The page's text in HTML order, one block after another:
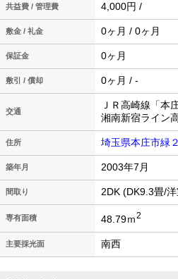
共益費 / 管理費 4,000円 /
敷金 / 礼金 0ヶ月 / 0ヶ月
保証金 0ヶ月
敷引 / 償却 0ヶ月 / -
交通
ＪＲ高崎線「本
湘南新宿ライン
住所 埼玉県本庄市緑
築年月 2003年7月
間取り 2DK (DK9.3畳/
専有面積 48.79ｍ2
主要採光面 南西